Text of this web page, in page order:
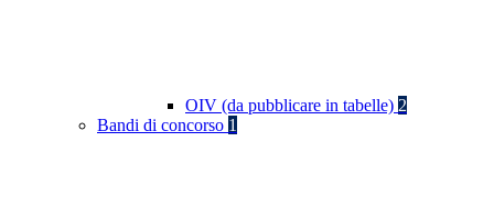
OIV (da pubblicare in tabelle) 2
Bandi di concorso 1